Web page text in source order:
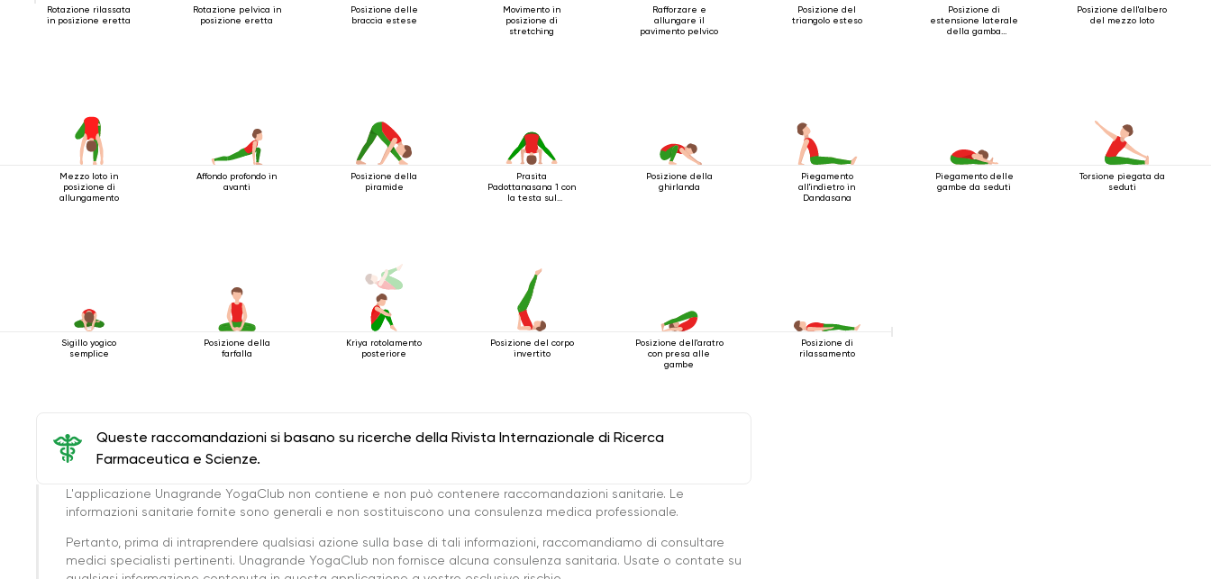
Rotazione rilassata
in posizione eretta
Rotazione pelvica in
posizione eretta
Posizione delle
braccia estese
Movimento in
posizione di
stretching
Rafforzare e
allungare il
pavimento pelvico
Posizione del
triangolo esteso
Posizione di
estensione laterale
della gamba
Posizione dell'albero
del mezzo loto
Mezzo loto in
posizione di
allungamento
Affondo profondo in
avanti
Posizione della
piramide
Prasita
Padottanasana 1 con
la testa sul
Posizione della
ghirlanda
Piegamento
all'indietro in
Dandasana
Piegamento delle
gambe da seduti
Torsione piegata da
seduti
Sigillo yogico
semplice
Posizione della
farfalla
Kriya rotolamento
posteriore
Posizione del corpo
invertito
Posizione dell'aratro
con presa alle
gambe
Posizione di
rilassamento
Queste raccomandazioni si basano su ricerche della Rivista Internazionale di Ricerca
Farmaceutica e Scienze.
L'applicazione Unagrande YogaClub non contiene e non può contenere raccomandazioni sanitarie. Le
informazioni sanitarie fornite sono generali e non sostituiscono una consulenza medica professionale.
Pertanto, prima di intraprendere qualsiasi azione sulla base di tali informazioni, raccomandiamo di consultare
medici specialisti pertinenti. Unagrande YogaClub non fornisce alcuna consulenza sanitaria. Usate o contate su